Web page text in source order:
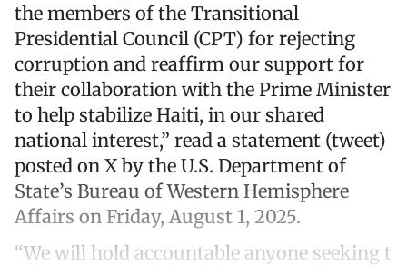
the members of the Transitional
Presidential Council (CPT) for rejecting
corruption and reaffirm our support for
their collaboration with the Prime Minister
to help stabilize Haiti, in our shared
national interest,” read a statement (tweet)
posted on X by the U.S. Department of
State’s Bureau of Western Hemisphere
Affairs on Friday, August 1, 2025.
“We will hold accountable anyone seeking t